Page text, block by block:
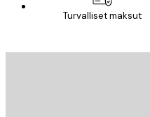
Turvalliset maksut